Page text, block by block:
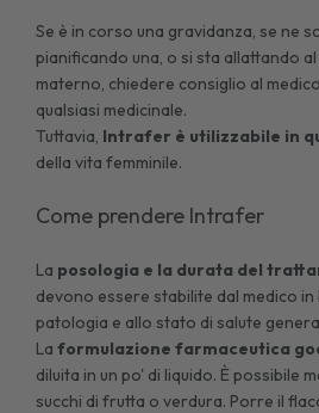
Se è in corso una gravidanza, se ne
pianificando una, o si sta allattando
materno, chiedere consiglio al
qualsiasi medicinale.
Tuttavia, Intrafer è utilizzabile in
della vita femminile.
Come prendere Intrafer
La posologia e la durata del
devono essere stabilite dal medico in
patologia e allo stato di salute
Laformulazione farmaceutica
diluita in un po' di liquido. È possibile
succhi di frutta o verdura. Porre il